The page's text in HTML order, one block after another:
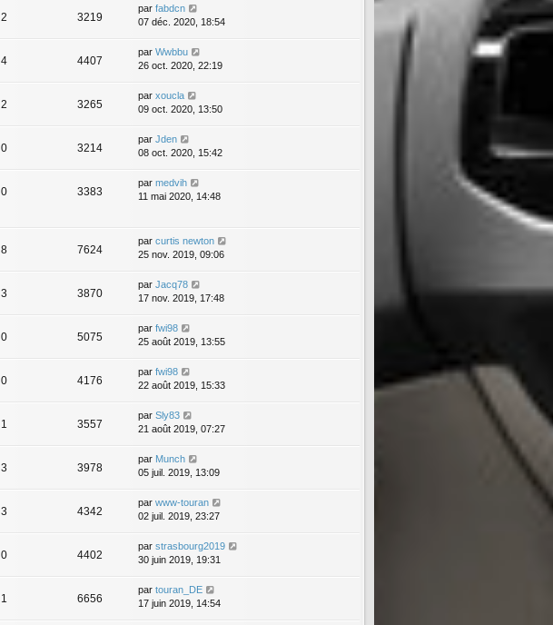
2 3219
par fabdcn
07 déc. 2020, 18:54
4 4407
par Wwbbu
26 oct. 2020, 22:19
2 3265
par xoucla
09 oct. 2020, 13:50
0 3214
par Jden
08 oct. 2020, 15:42
0 3383
par medvih
11 mai 2020, 14:48
8 7624
par curtis newton
25 nov. 2019, 09:06
3 3870
par Jacq78
17 nov. 2019, 17:48
0 5075
par fwi98
25 août 2019, 13:55
0 4176
par fwi98
22 août 2019, 15:33
1 3557
par Sly83
21 août 2019, 07:27
3 3978
par Munch
05 juil. 2019, 13:09
3 4342
par www-touran
02 juil. 2019, 23:27
0 4402
par strasbourg2019
30 juin 2019, 19:31
1 6656
par touran_DE
17 juin 2019, 14:54